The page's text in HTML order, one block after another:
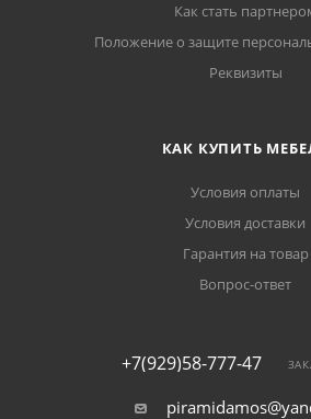
Как стать
Положение о защите
Реквизиты
КАК КУПИТЬ
Условия оплаты
Условия доставки
Гарантия на товар
Вопрос-ответ
+7(929)58-777-47